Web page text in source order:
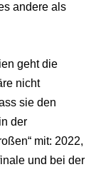
andere als
geht die
nicht
sie den
der
mit: 2022,
und bei der